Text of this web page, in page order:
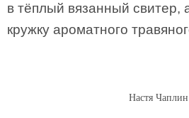
в тёплый вязанный свитер,
кружку ароматного
Настя Чаплин